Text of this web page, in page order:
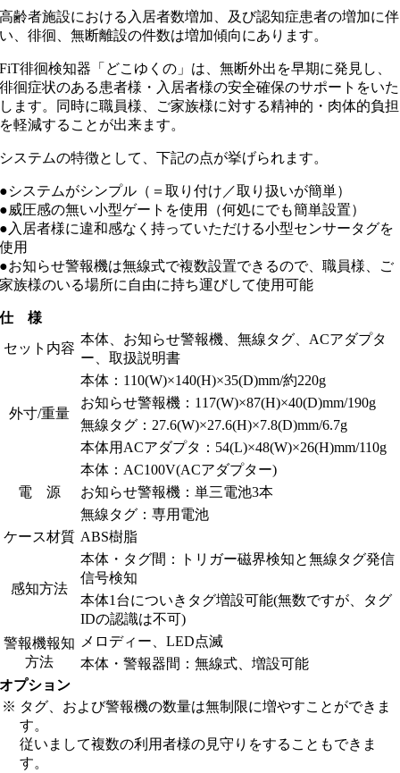
高齢者施設における入居者数増加、及び認知症患者の増加に伴
い、徘徊、無断離設の件数は増加傾向にあります。
FiT徘徊検知器「どこゆくの」は、無断外出を早期に発見し、
徘徊症状のある患者様・入居者様の安全確保のサポートをいた
します。同時に職員様、ご家族様に対する精神的・肉体的負担
を軽減することが出来ます。
システムの特徴として、下記の点が挙げられます。
●システムがシンプル（＝取り付け／取り扱いが簡単）
●威圧感の無い小型ゲートを使用（何処にでも簡単設置）
●入居者様に違和感なく持っていただける小型センサータグを
使用
●お知らせ警報機は無線式で複数設置できるので、職員様、ご
家族様のいる場所に自由に持ち運びして使用可能
仕 様
セット内容
本体、お知らせ警報機、無線タグ、ACアダプタ
ー、取扱説明書
外寸/重量
本体：110(W)×140(H)×35(D)mm/約220g
お知らせ警報機：117(W)×87(H)×40(D)mm/190g
無線タグ：27.6(W)×27.6(H)×7.8(D)mm/6.7g
本体用ACアダプタ：54(L)×48(W)×26(H)mm/110g
電 源
本体：AC100V(ACアダプター)
お知らせ警報機：単三電池3本
無線タグ：専用電池
ケース材質 ABS樹脂
感知方法
本体・タグ間：トリガー磁界検知と無線タグ発信
信号検知
本体1台についきタグ増設可能(無数ですが、タグ
IDの認識は不可)
警報機報知
方法
メロディー、LED点滅
本体・警報器間：無線式、増設可能
オプション
※ タグ、および警報機の数量は無制限に増やすことができま
す。
従いまして複数の利用者様の見守りをすることもできま
す。